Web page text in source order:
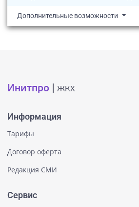
Дополнительные возможности
Инитпро | жкх
Информация
Тарифы
Договор оферта
Редакция СМИ
Сервис